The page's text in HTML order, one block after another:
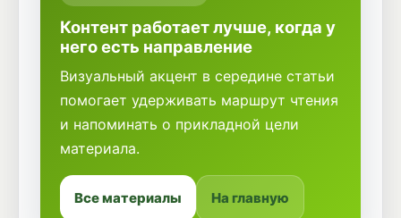
Контент работает лучше, когда у
него есть направление
Визуальный акцент в середине статьи
помогает удерживать маршрут чтения
и напоминать о прикладной цели
материала.
Все материалы На главную